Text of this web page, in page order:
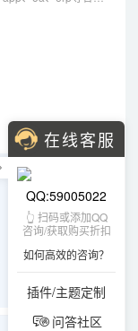
在线客服
QQ:59005022
👆 扫码或添加QQ
咨询/获取购买折扣
如何高效的咨询？
插件/主题定制
问答社区